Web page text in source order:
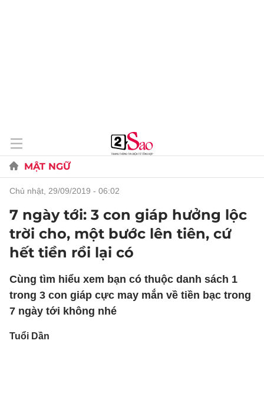
MẬT NGỮ
chủ nhật, 29/09/2019 - 06:02
7 ngày tới: 3 con giáp hưởng lộc
trời cho, một bước lên tiên, cứ
hết tiền rồi lại có
Cùng tìm hiểu xem bạn có thuộc danh sách 1
trong 3 con giáp cực may mắn về tiền bạc trong
7 ngày tới không nhé
Tuổi Dần